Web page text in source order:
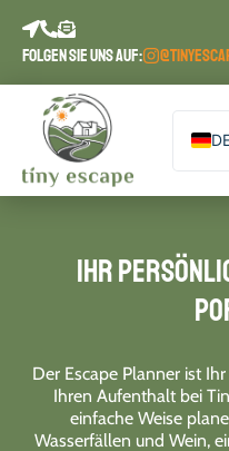
springen
FOLGEN SIE UNS AUF:
FR
Ihr
Der Escape Planner ist
Ihren Aufenthalt bei
einfache Weise
Wasserfällen und Wein,